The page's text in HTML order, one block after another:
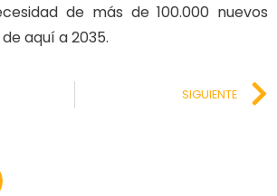
de más de 100.000 nuevos
aquí a 2035.
SIGUIENTE